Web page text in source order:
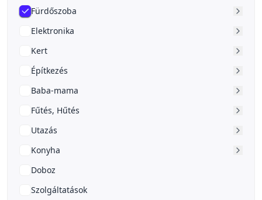
Fürdőszoba
Elektronika
Kert
Építkezés
Baba-mama
Fűtés, Hűtés
Utazás
Konyha
Doboz
Szolgáltatások